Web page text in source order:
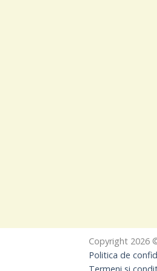
Copyright 2026
Politica de